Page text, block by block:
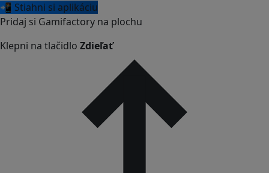
📲 Stiahni si aplikáciu
Pridaj si Gamifactory na plochu
Klepni na tlačidlo Zdieľať